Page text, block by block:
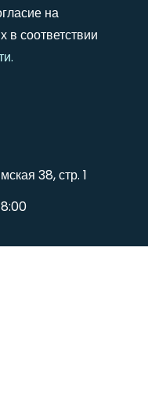
на
в соответствии
.
38, стр. 1